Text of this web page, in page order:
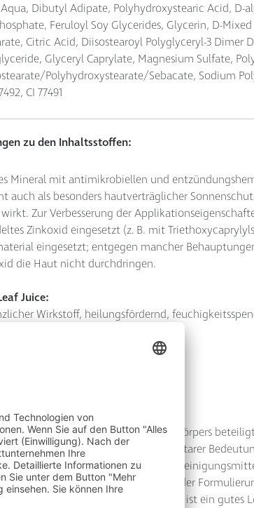
Dibutyl Adipate, Polyhydroxystearic Acid, D-
Feruloyl Soy Glycerides, Glycerin, D-
Citric Acid, Diisostearoyl Polyglyceryl-3 Dimer
Glyceryl Caprylate, Magnesium Sulfate,
Polyhydroxystearate/Sebacate, Sodium
CI 77491
zu den Inhaltsstoffen:
Mineral mit antimikrobiellen und
auch als besonders hautverträglicher
Zur Verbesserung der
Zinkoxid eingesetzt (z. B. mit
eingesetzt; entgegen mancher
die Haut nicht durchdringen.
Juice:
Wirkstoff, ­heilungsfördernd,
% am Gewicht des menschlichen Körpers
inklusive der der Haut, von elementarer
Produkten (wässrige Lösungen,
mengenmässig grössten Anteil der
der wässrigen Phase. Wasser ist ein gutes